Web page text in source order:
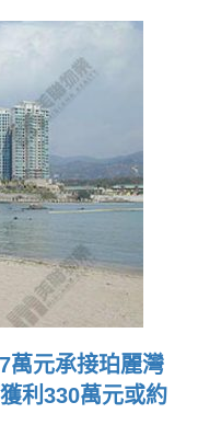
萬元承接珀麗灣
利330萬元或約